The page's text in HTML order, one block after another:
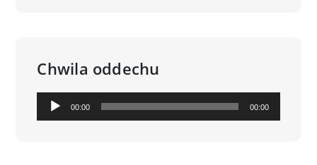
Chwila oddechu
Odtwarzacz
plików
00:00 00:00